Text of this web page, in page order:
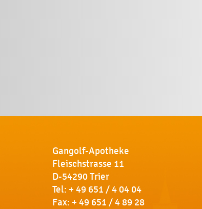
Gangolf-Apotheke
Fleischstrasse 11
D-54290 Trier
Tel: + 49 651 / 4 04 04
Fax: + 49 651 / 4 89 28